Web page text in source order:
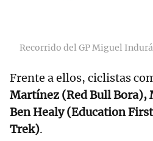
Recorrido del GP Miguel
Frente a ellos, ciclistas
Martínez (Red Bull
Ben Healy (Education
Trek).